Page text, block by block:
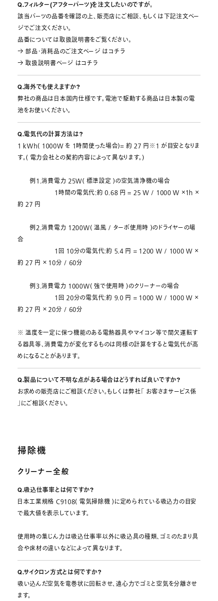
Q.フィルター(アフターパーツ)を注文したいのですが。
該当パーツの品番を確認の上、販売店にご相談、もしくは下記注文ペー
ジでご注文ください。
品番については取扱説明書をご覧ください。
→ 部品・消耗品のご注文ページ はコチラ
→ 取扱説明書ページ はコチラ
Q.海外でも使えますか?
弊社の商品は日本国内仕様です。電池で駆動する商品は日本製の電
池をお使いください。
Q.電気代の計算方法は?
1 kWh( 1000W を 1時間使った場合)= 約 27 円※1 が目安となりま
す。( 電力会社との契約内容によって異なります。)
例1.消費電力 25W( 標準設定 )の空気清浄機の場合
1時間の電気代:約 0.68 円 = 25 W / 1000 W ×1h ×
約 27 円
例2.消費電力 1200W( 温風 / ターボ使用時 )のドライヤーの場
合
1回 10分の電気代:約 5.4 円 = 1200 W / 1000 W ×
約 27 円 × 10分 / 60分
例3.消費電力 1000W( 強で使用時 )のクリーナーの場合
1回 20分の電気代:約 9.0 円 = 1000 W / 1000 W ×
約 27 円 × 20分 / 60分
※ 温度を一定に保つ機能のある電熱器具やマイコン等で間欠運転す
る器具等、消費電力が変化するものは同様の計算をすると電気代が高
めになることがあります。
Q.製品について不明な点がある場合はどうすれば良いですか?
お求めの販売店にご相談ください。もしくは弊社「 お客さまサービス係
」にご相談ください。
掃除機
クリーナー全般
Q.吸込仕事率とは何ですか?
日本工業規格 C9108( 電気掃除機 )に定められている吸込力の目安
で最大値を表示しています。
使用時の集じん力は吸込仕事率以外に吸込具の種類、ゴミのたまり具
合や床材の違いなどによって異なります。
Q.サイクロン方式とは何ですか?
吸い込んだ空気を竜巻状に回転させ、遠心力でゴミと空気を分離させ
ます。